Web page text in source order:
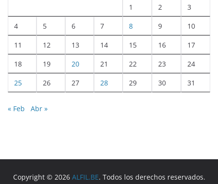
1 2 3
4 5 6 7 8 9 10
11 12 13 14 15 16 17
18 19 20 21 22 23 24
25 26 27 28 29 30 31
« Feb Abr »
Copyright © 2026 ALFIL.BE. Todos los derechos reservados.